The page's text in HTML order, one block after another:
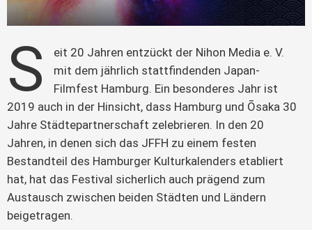
S
eit 20 Jahren entzückt der Nihon Media e. V.
mit dem jährlich stattfindenden Japan-
Filmfest Hamburg. Ein besonderes Jahr ist
2019 auch in der Hinsicht, dass Hamburg und Ōsaka 30
Jahre Städtepartnerschaft zelebrieren. In den 20
Jahren, in denen sich das JFFH zu einem festen
Bestandteil des Hamburger Kulturkalenders etabliert
hat, hat das Festival sicherlich auch prägend zum
Austausch zwischen beiden Städten und Ländern
beigetragen.